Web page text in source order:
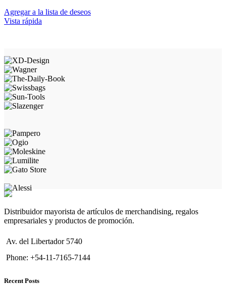
Agregar a la lista de deseos
Vista rápida
Distribuidor mayorista de artículos de merchandising, regalos
empresariales y productos de promoción.
Av. del Libertador 5740
Phone: +54-11-7165-7144
Recent Posts